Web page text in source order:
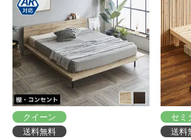
クイーン
送料無料
セミ
送料